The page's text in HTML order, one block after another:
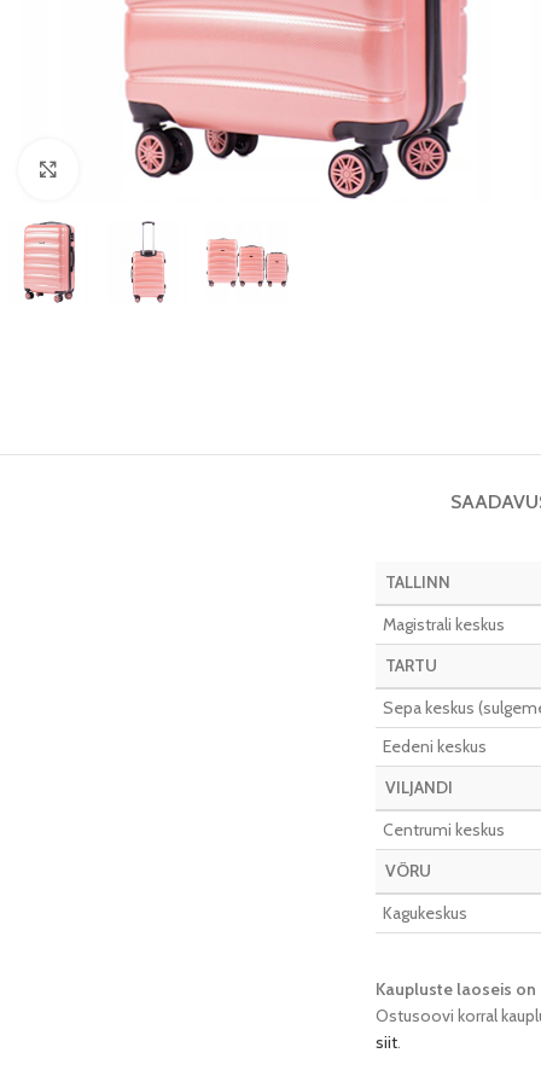
Vaata pilti
TALLINN
Magistrali keskus
TARTU
Sepa keskus
Eedeni keskus
VILJANDI
Centrumi keskus
VÕRU
Kagukeskus
Kaupluste laoseis
Ostusoovi korral
siit.